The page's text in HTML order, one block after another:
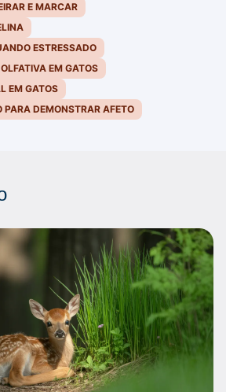
E MARCAR
ESTRESSADO
EM GATOS
EM GATOS
PARA DEMONSTRAR AFETO